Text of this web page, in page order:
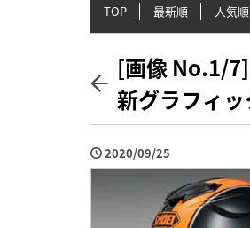
TOP 最新順 人気順
[画像 No.1/
新グラフィ
2020/09/25